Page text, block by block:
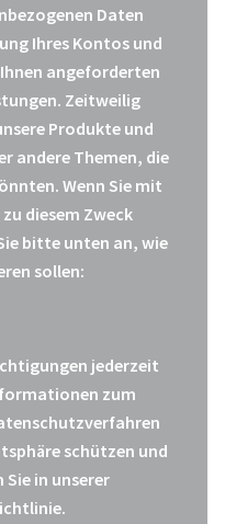
Daten
Ihres Kontos und
angeforderten
Zeitweilig
Produkte und
andere Themen, die
Wenn Sie mit
diesem Zweck
bitte unten an, wie
sollen:
jederzeit
zum
schützen und
in unserer